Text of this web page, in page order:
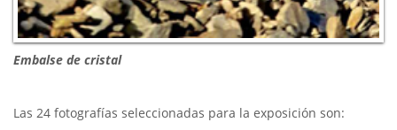
Embalse de cristal
Las 24 fotografías seleccionadas para la exposición son: